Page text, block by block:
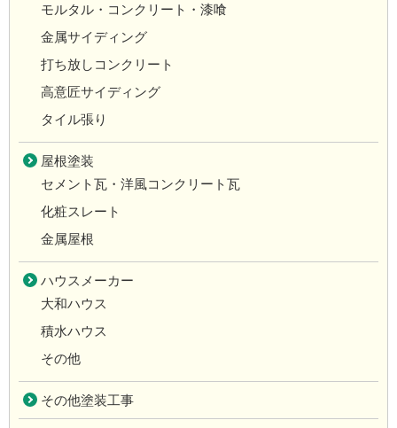
モルタル・コンクリート・漆喰
金属サイディング
打ち放しコンクリート
高意匠サイディング
タイル張り
屋根塗装
セメント瓦・洋風コンクリート瓦
化粧スレート
金属屋根
ハウスメーカー
大和ハウス
積水ハウス
その他
その他塗装工事